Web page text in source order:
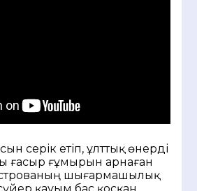
серік етіп, ұлттық өнерді
ғасыр ғұмырын арнаған
шығармашылық